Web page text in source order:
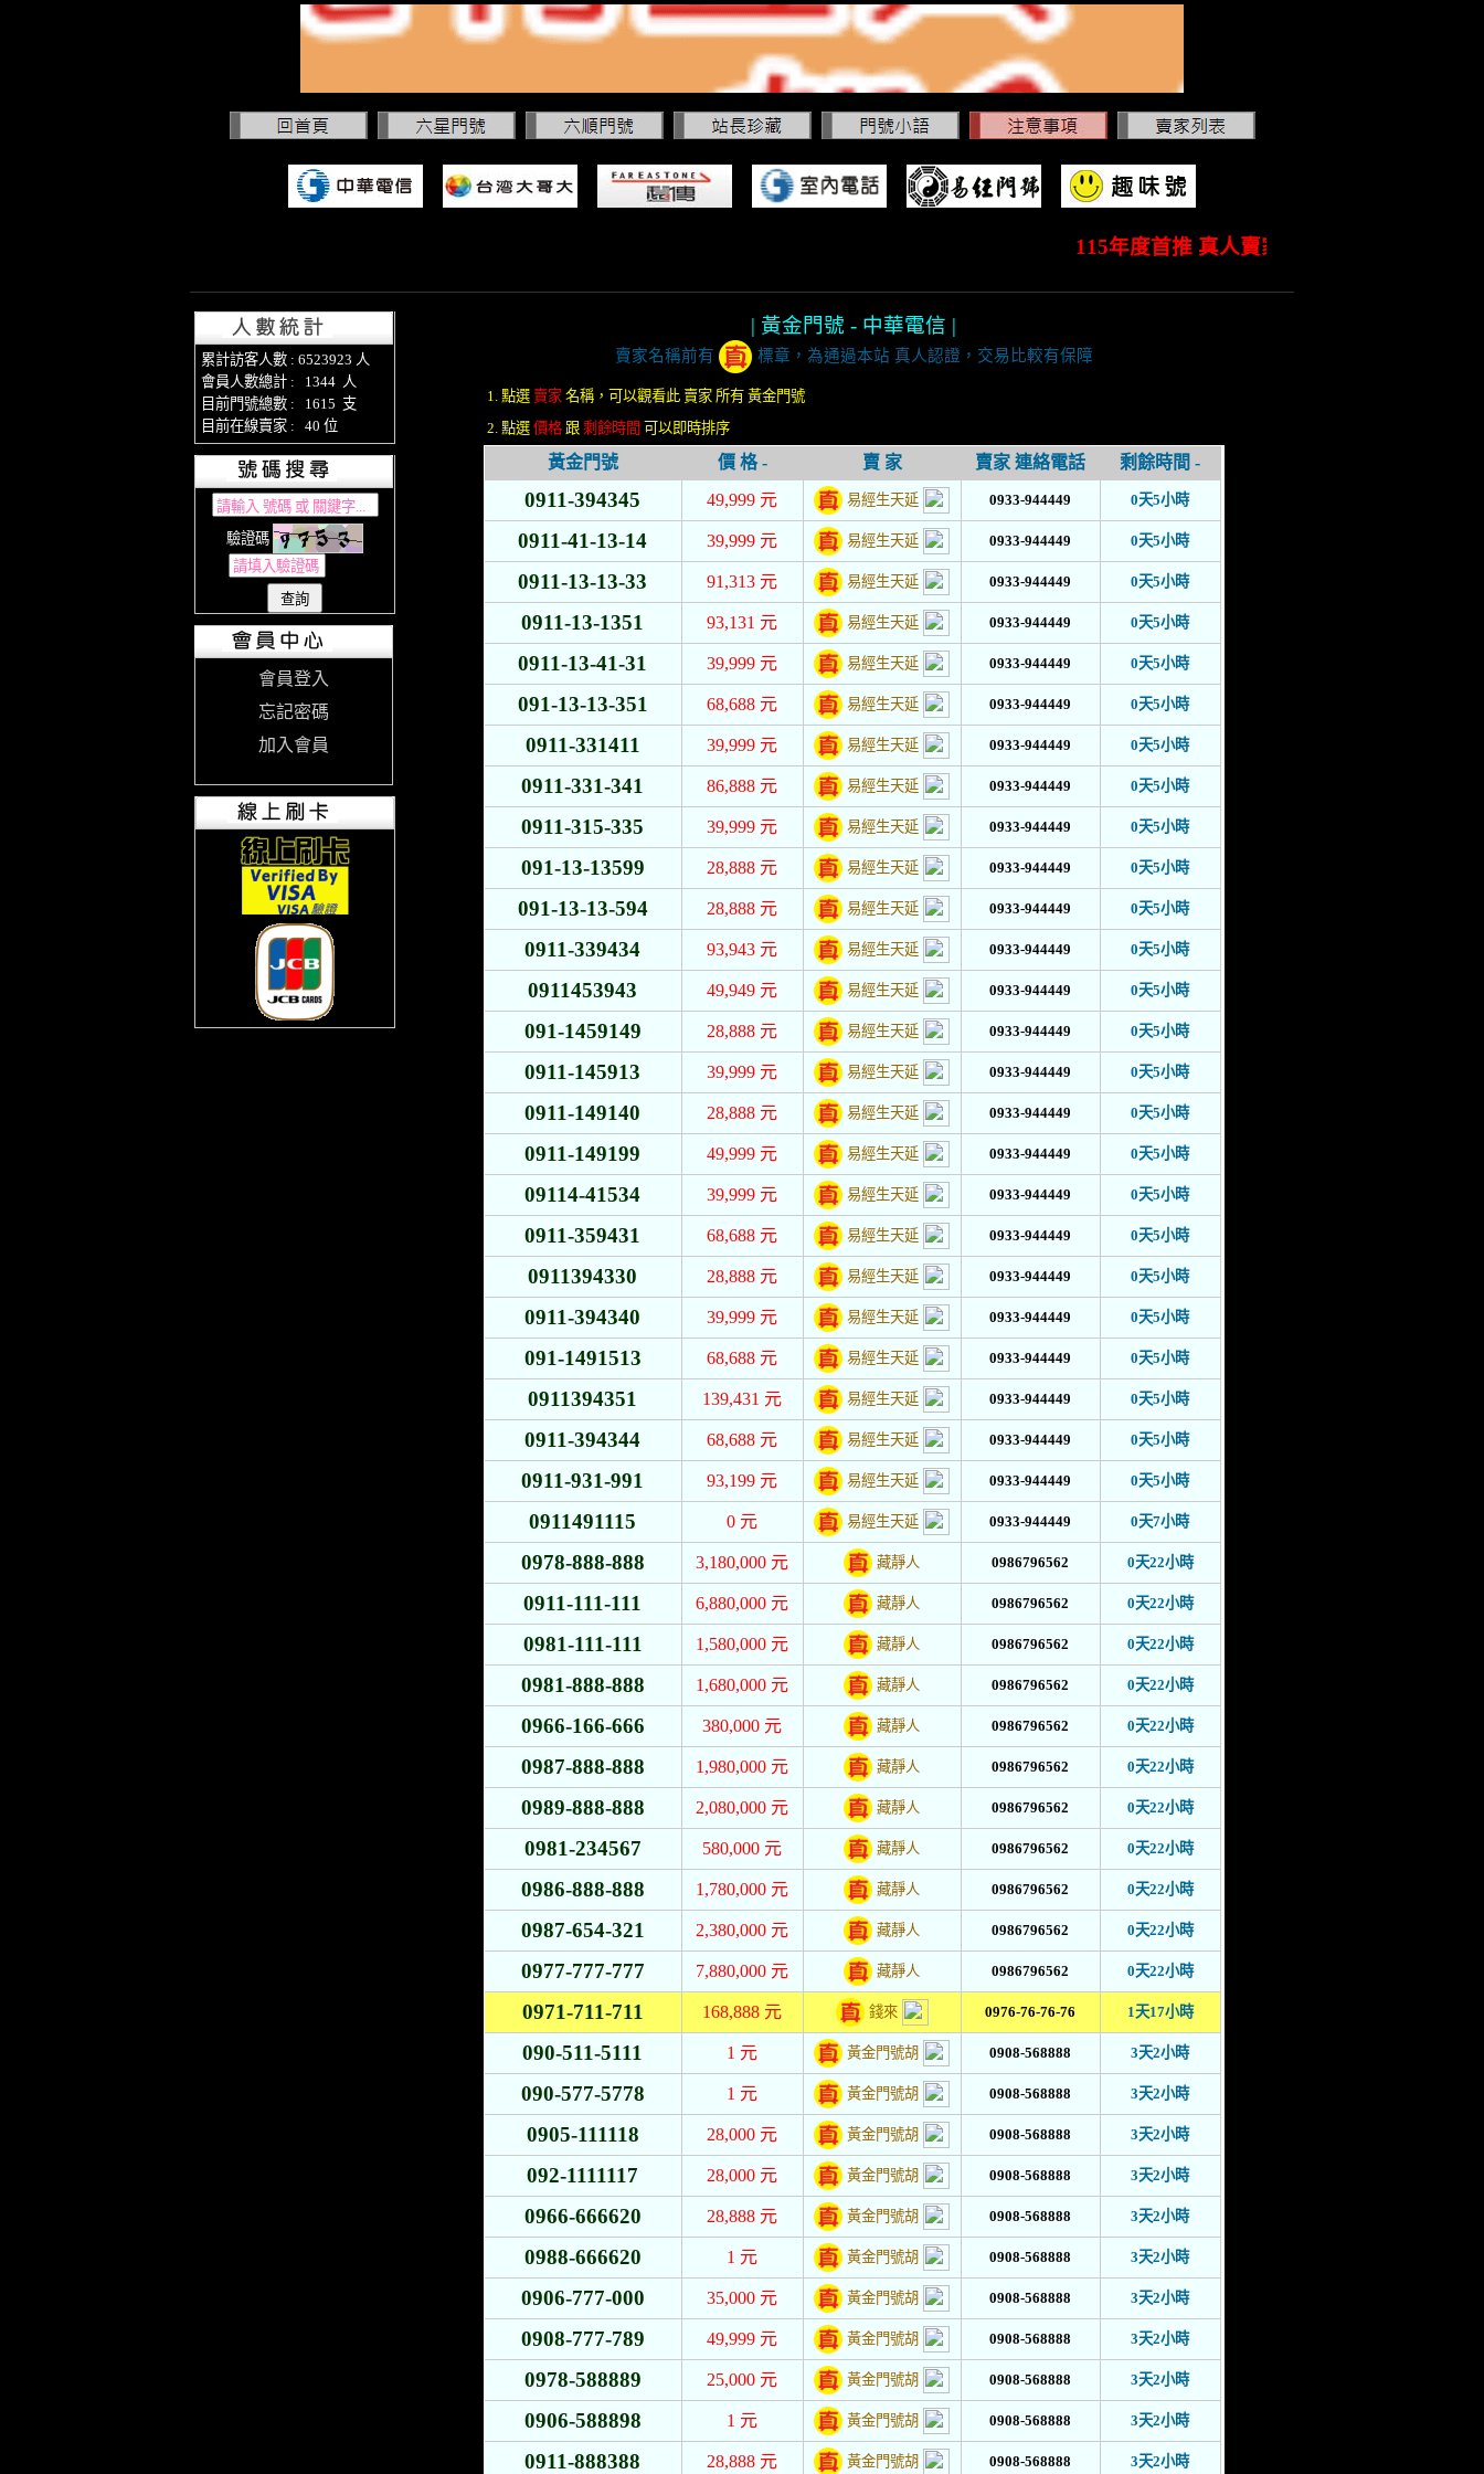
115年度首推 真人賣家認證標章，真人認證賣
累計訪客人數 : 6523923 人
會員人數總計 : 1344 人
目前門號總數 : 1615 支
目前在線賣家 : 40 位
驗證碼
會員登入
忘記密碼
加入會員
| 黃金門號 - 中華電信 |
賣家名稱前有 標章，為通過本站 真人認證，交易比較有保障
1. 點選賣家名稱，可以觀看此 賣家 所有 黃金門號
2. 點選 價格跟 剩餘時間 可以即時排序
黃金門號 價 格 - 賣 家 賣家 連絡電話 剩餘時間 -
0911-394345 49,999 元 易經生天延 0933-944449 0天5小時
0911-41-13-14 39,999 元 易經生天延 0933-944449 0天5小時
0911-13-13-33 91,313 元 易經生天延 0933-944449 0天5小時
0911-13-1351 93,131 元 易經生天延 0933-944449 0天5小時
0911-13-41-31 39,999 元 易經生天延 0933-944449 0天5小時
091-13-13-351 68,688 元 易經生天延 0933-944449 0天5小時
0911-331411 39,999 元 易經生天延 0933-944449 0天5小時
0911-331-341 86,888 元 易經生天延 0933-944449 0天5小時
0911-315-335 39,999 元 易經生天延 0933-944449 0天5小時
091-13-13599 28,888 元 易經生天延 0933-944449 0天5小時
091-13-13-594 28,888 元 易經生天延 0933-944449 0天5小時
0911-339434 93,943 元 易經生天延 0933-944449 0天5小時
0911453943 49,949 元 易經生天延 0933-944449 0天5小時
091-1459149 28,888 元 易經生天延 0933-944449 0天5小時
0911-145913 39,999 元 易經生天延 0933-944449 0天5小時
0911-149140 28,888 元 易經生天延 0933-944449 0天5小時
0911-149199 49,999 元 易經生天延 0933-944449 0天5小時
09114-41534 39,999 元 易經生天延 0933-944449 0天5小時
0911-359431 68,688 元 易經生天延 0933-944449 0天5小時
0911394330 28,888 元 易經生天延 0933-944449 0天5小時
0911-394340 39,999 元 易經生天延 0933-944449 0天5小時
091-1491513 68,688 元 易經生天延 0933-944449 0天5小時
0911394351 139,431 元 易經生天延 0933-944449 0天5小時
0911-394344 68,688 元 易經生天延 0933-944449 0天5小時
0911-931-991 93,199 元 易經生天延 0933-944449 0天5小時
0911491115 0 元 易經生天延 0933-944449 0天7小時
0978-888-888 3,180,000 元 藏靜人 0986796562 0天22小時
0911-111-111 6,880,000 元 藏靜人 0986796562 0天22小時
0981-111-111 1,580,000 元 藏靜人 0986796562 0天22小時
0981-888-888 1,680,000 元 藏靜人 0986796562 0天22小時
0966-166-666 380,000 元 藏靜人 0986796562 0天22小時
0987-888-888 1,980,000 元 藏靜人 0986796562 0天22小時
0989-888-888 2,080,000 元 藏靜人 0986796562 0天22小時
0981-234567 580,000 元 藏靜人 0986796562 0天22小時
0986-888-888 1,780,000 元 藏靜人 0986796562 0天22小時
0987-654-321 2,380,000 元 藏靜人 0986796562 0天22小時
0977-777-777 7,880,000 元 藏靜人 0986796562 0天22小時
0971-711-711 168,888 元 錢來 0976-76-76-76 1天17小時
090-511-5111 1 元 黃金門號胡 0908-568888 3天2小時
090-577-5778 1 元 黃金門號胡 0908-568888 3天2小時
0905-111118 28,000 元 黃金門號胡 0908-568888 3天2小時
092-1111117 28,000 元 黃金門號胡 0908-568888 3天2小時
0966-666620 28,888 元 黃金門號胡 0908-568888 3天2小時
0988-666620 1 元 黃金門號胡 0908-568888 3天2小時
0906-777-000 35,000 元 黃金門號胡 0908-568888 3天2小時
0908-777-789 49,999 元 黃金門號胡 0908-568888 3天2小時
0978-588889 25,000 元 黃金門號胡 0908-568888 3天2小時
0906-588898 1 元 黃金門號胡 0908-568888 3天2小時
0911-888388 28,888 元 黃金門號胡 0908-568888 3天2小時